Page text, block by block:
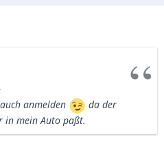
anmelden
da der
in mein Auto paßt.